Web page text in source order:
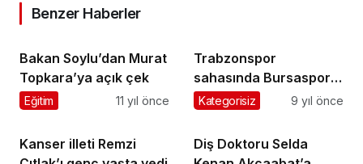
Benzer Haberler
Bakan Soylu’dan Murat
Topkara’ya açık çek
Eğitim 11 yıl önce
Trabzonspor
sahasında Bursaspor’a
2-1 mağlup oldu
Kategorisiz 9 yıl önce
Kanser illeti Remzi
Diş Doktoru Selda